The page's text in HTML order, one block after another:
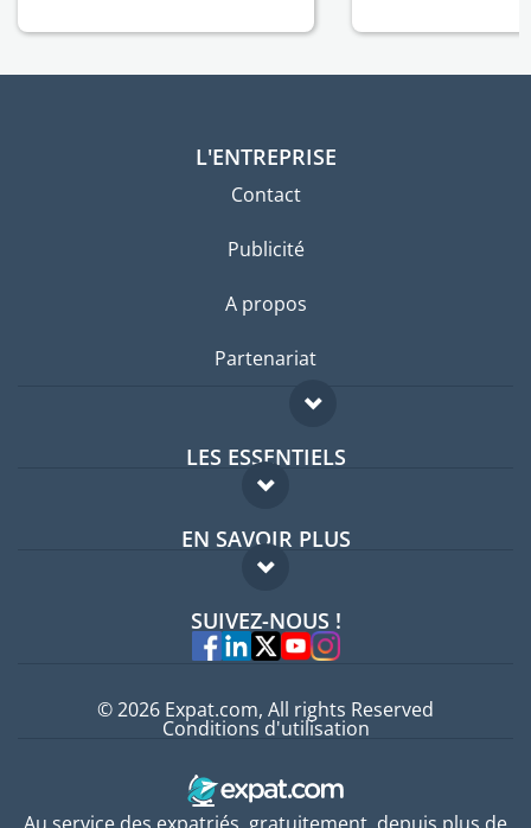
L'ENTREPRISE
Contact
Publicité
A propos
Partenariat
LES ESSENTIELS
Forum expatriés
Guides pays
EN SAVOIR PLUS
FAQ
Experts
SUIVEZ-NOUS !
© 2026 Expat.com, All rights Reserved
Conditions d'utilisation